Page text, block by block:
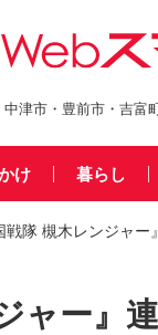
津市・豊前市・吉
け 暮らし
隊 槻木レンジャー
ャー』